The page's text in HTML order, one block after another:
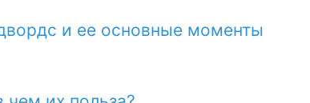
и ее основные моменты